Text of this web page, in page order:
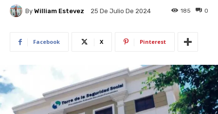
By William Estevez 25 De Julio De 2024 0
185
Facebook X Pinterest